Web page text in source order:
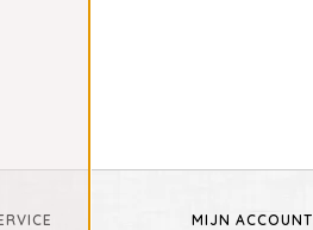
MIJN ACCOUNT